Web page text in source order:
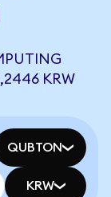
KRW
QUBTON
KRW